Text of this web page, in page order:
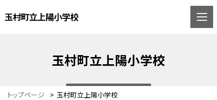
玉村町立上陽小学校
玉村町立上陽小学校
トップページ > 玉村町立上陽小学校